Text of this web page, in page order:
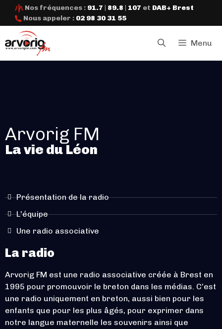
Nos fréquences : 91.7 | 89.8 | 107 et DAB+ Brest
Nous appeler : 02 98 30 31 55
Menu
Arvorig FM
La vie du Léon
Présentation de la radio
L'équipe
Une radio associative
La radio
Arvorig FM est une radio associative créée à Brest en
1995 pour promouvoir le breton dans les médias. C’est
une radio uniquement en breton, aussi bien pour les
enfants que pour les plus âgés, pour exprimer dans
notre langue maternelle les souvenirs ainsi que